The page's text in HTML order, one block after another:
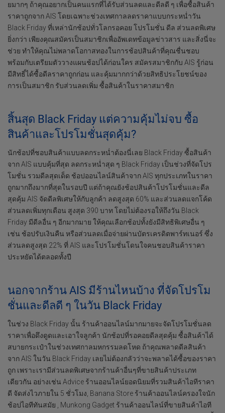
ยมากๆ ถ้าคุณอยากเป็นคนแรกที่ได้รับส่วนลดและดีลดี ๆ เพื่อซื้อสินค้า
ราคาถูกจาก AIS โดยเฉพาะช่วงเทศกาลลดราคาแบบกระหน่ำวัน
Black Friday ที่เหล่านักช้อปทั่วโลกรอคอย โปรโมชั่น ดีล ส่วนลดพิเศษ
ยิ่งกว่า เพียงคุณสมัครเป็นสมาชิกเพื่ออัพเดทข้อมูลข่าวสาร และสิ่งนี่จะ
ช่วย ทำให้คุณไม่พลาดโอกาสทองในการช้อปสินค้าที่คุณชื่นชอบ
พร้อมกับเตรียมตัววางแผนช้อปได้ก่อนใคร สมัครสมาชิกกับ AIS รู้ก่อน
มีสิทธิ์ได้ซื้อดีลราคาถูกก่อน และคุ้มมากกว่าด้วยสิทธิประโยชน์ของ
การเป็นสมาชิก รับส่วนลดเพิ่ม ซื้อสินค้าในราคาสมาชิก
สิ้นสุด Black Friday แต่ความคุ้มไม่จบ ซื้อ
สินค้าและโปรโมชั่นสุดคุ้ม?
นักช้อปที่ชอบสินค้าแบบลดกระหน่ำต้องนี่เลย Black Friday ซื้อสินค้า
จาก AIS แบบคุ้มที่สุด ลดกระหน่ำสุด ๆ Black Friday เป็นช่วงที่จัดโปร
โมชั่น รวมดีลสุดเด็ด ช้อปออนไลน์สินค้าจาก AIS ทุกประเภทในราคา
ถูกมากถึงมากที่สุดในรอบปี แต่ถ้าคุณยังช้อปสินค้าโปรโมชั่นและดีล
สุดคุ้ม AIS จัดดีลพิเศษให้กับลูกค้า ลดสูงสุด 60% และส่วนลดแจกโค้ด
ส่วนลดเพิ่มทุกเดือน สูงสุด 390 บาท โดยไม่ต้องรอให้ถึงวัน Black
Friday มีดีลอื่น ๆ อีกมากมาย ให้คุณเลือกช้อปทั้งยังมีสิทธิพิเศษอื่น ๆ
เช่น ช้อปรับเงินคืน หรือส่วนลดเมื่อจ่ายผ่านบัตรเครดิตพาร์ทเนอร์ ซึ่ง
ส่วนลดสูงสุด 22% ที่ AIS และโปรโมชั่นโดนใจคนชอบสินค้าราคา
ประหยัดได้ตลอดทั้งปี
นอกจากร้าน AIS มีร้านไหนบ้าง ที่จัดโปรโม
ชั่นและดีลดี ๆ ในวัน Black Friday
ในช่วง Black Friday นั้น ร้านค้าออนไลน์มากมายจะจัดโปรโมชั่นลด
ราคาเพื่อดึงดูดและเอาใจลูกค้า นักช้อปที่รอคอยดีลสุดคุ้ม ซื้อสินค้าได้
สบายกระเป๋าในช่วงเทศกาลมหกรรมลดโหด ถ้าคุณพลาดดีลสินค้า
จาก AIS ในวัน Black Friday เลยไม่ต้องกลัวว่าจะพลาดได้ซื้อของราคา
ถูก เพราะเรามีส่วนลดพิเศษจากร้านค้าอื่นๆที่ขายสินค้าประเภท
เดียวกัน อย่างเช่น Advice ร้านออนไลน์ยอดนิยมที่รวมสินค้าไอทีราคา
ดี จัดส่งไวภายใน 5 ชั่วโมง, Banana Store ร้านค้าออนไลน์ครองใจนัก
ช้อปไอทีทันสมัย , Munkong Gadget ร้านค้าออนไลน์ที่ขายสินค้าไอที